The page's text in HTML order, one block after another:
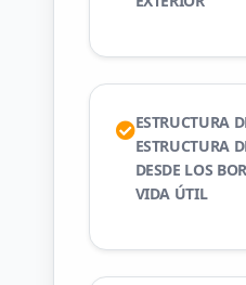
ESTRUCTURA
ESTRUCTURA
DESDE LOS
VIDA ÚTIL